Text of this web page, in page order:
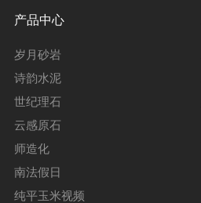
产品中心
岁月砂岩
诗韵水泥
世纪理石
云感原石
师造化
南法假日
纯平玉米视频